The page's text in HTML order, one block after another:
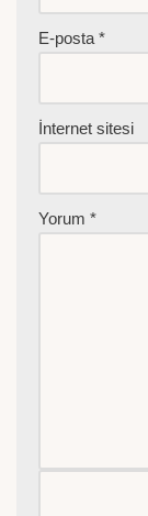
E-posta *
İnternet sitesi
Yorum *